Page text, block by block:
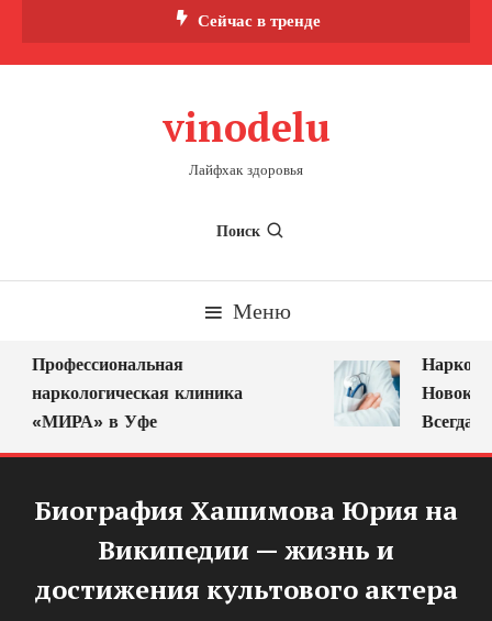
Сейчас в тренде
vinodelu
Лайфхак здоровья
Поиск
Меню
Профессиональная
наркологическая клиника
«МИРА» в Уфе
Всегда
Биография Хашимова Юрия на
Википедии — жизнь и
достижения культового актера